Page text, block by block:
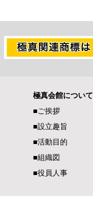
極真会館について
■ご挨拶
■設立趣旨
■活動目的
■組織図
■役員人事